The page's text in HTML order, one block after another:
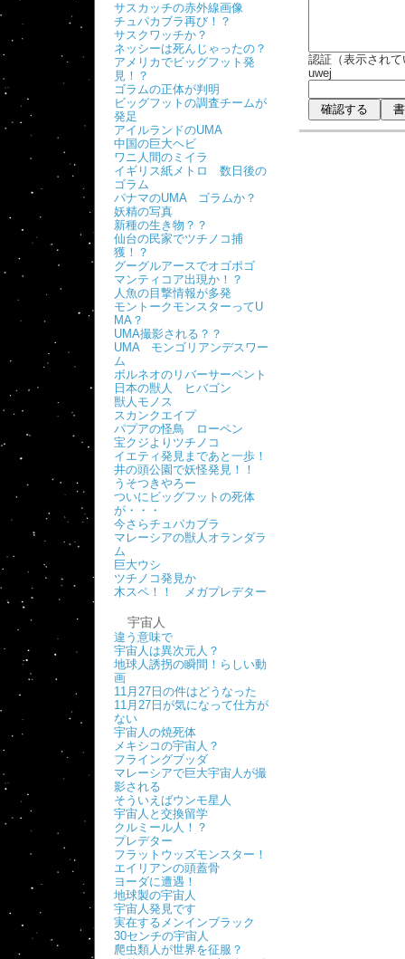
サスカッチの赤外線画像
チュパカブラ再び！？
サスクワッチか？
ネッシーは死んじゃったの？
アメリカでビッグフット発
見！？
ゴラムの正体が判明
ビッグフットの調査チームが
発足
アイルランドのUMA
中国の巨大ヘビ
ワニ人間のミイラ
イギリス紙メトロ 数日後の
ゴラム
パナマのUMA ゴラムか？
妖精の写真
新種の生き物？？
仙台の民家でツチノコ捕
獲！？
グーグルアースでオゴポゴ
マンティコア出現か！？
人魚の目撃情報が多発
モントークモンスターってU
MA？
UMA撮影される？？
UMA モンゴリアンデスワー
ム
ボルネオのリバーサーペント
日本の獣人 ヒバゴン
獣人モノス
スカンクエイプ
パプアの怪鳥 ローペン
宝クジよりツチノコ
イエティ発見まであと一歩！
井の頭公園で妖怪発見！！
うそつきやろー
ついにビッグフットの死体
が・・・
今さらチュパカブラ
マレーシアの獣人オランダラ
ム
巨大ウシ
ツチノコ発見か
木スペ！！ メガプレデター
宇宙人
違う意味で
宇宙人は異次元人？
地球人誘拐の瞬間！らしい動
画
11月27日の件はどうなった
11月27日が気になって仕方が
ない
宇宙人の焼死体
メキシコの宇宙人？
フライングブッダ
マレーシアで巨大宇宙人が撮
影される
そういえばウンモ星人
宇宙人と交換留学
クルミール人！？
プレデター
フラットウッズモンスター！
エイリアンの頭蓋骨
ヨーダに遭遇！
地球製の宇宙人
宇宙人発見です
実在するメンインブラック
30センチの宇宙人
爬虫類人が世界を征服？
認証（表示され
uwej